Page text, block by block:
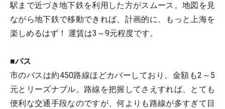
駅まで近づき地下鉄を利用した方がスムース。地図を見
ながら地下鉄で移動できれば、計画的に、もっと上海を
楽しめるはず！ 運賃は3～9元程度です。
■バス
市のバスは約450路線ほどカバーしており、金額も2～5
元とリーズナブル。路線を把握してさえすれば、とても
便利な交通手段なのですが、何よりも路線が多すぎて目